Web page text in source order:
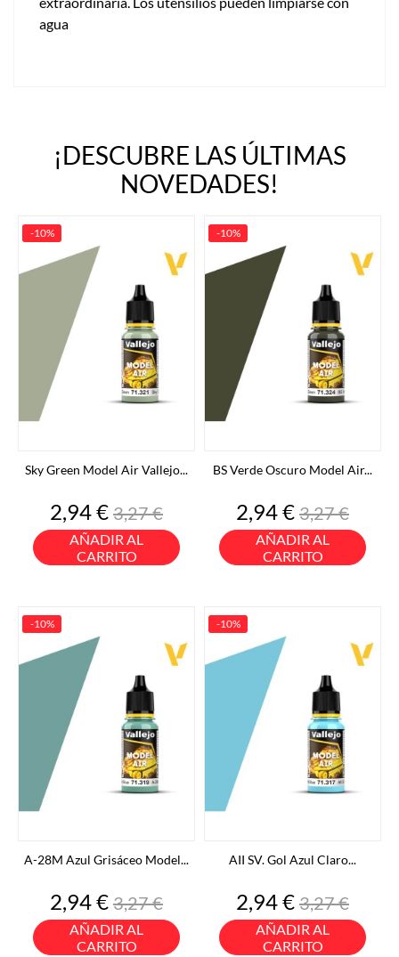
agua
¡DESCUBRE LAS ÚLTIMAS
NOVEDADES!
Sky Green Model Air Vallejo...
Precio
2,94 €Precio
base
3,27 €
AÑADIR AL
CARRITO
-10%
BS Verde Oscuro Model Air...
Precio
2,94 €Precio
base
3,27 €
AÑADIR AL
CARRITO
-10%
A-28M Azul Grisáceo Model...
Precio
2,94 €Precio
base
3,27 €
AÑADIR AL
CARRITO
-10%
AII SV. Gol Azul Claro...
Precio
2,94 €Precio
base
3,27 €
AÑADIR AL
CARRITO
-10%